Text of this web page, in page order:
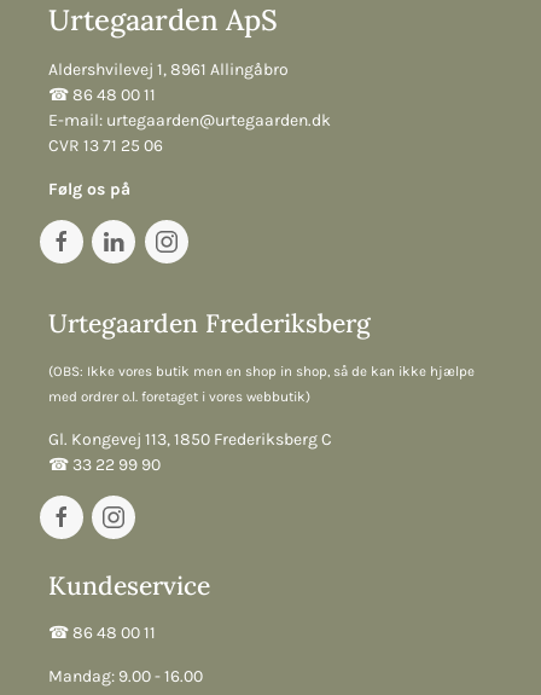
Urtegaarden ApS
Aldershvilevej 1, 8961 Allingåbro
☎︎ 86 48 00 11
E-mail: urtegaarden@urtegaarden.dk
CVR 13 71 25 06
Følg os på
Urtegaarden Frederiksberg
(OBS: Ikke vores butik men en shop in shop, så de kan ikke hjælpe
med ordrer o.l. foretaget i vores webbutik)
Gl. Kongevej 113, 1850 Frederiksberg C
☎︎ 33 22 99 90
Kundeservice
☎︎ 86 48 00 11
Mandag: 9.00 - 16.00